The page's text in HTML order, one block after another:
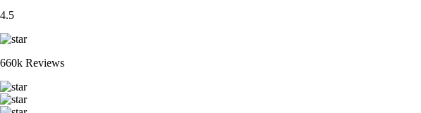
4.5
660k Reviews